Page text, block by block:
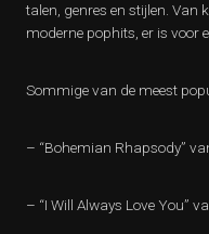
talen, genres en stijlen. Van
moderne pophits, er is voor
Sommige van de meest
– “Bohemian Rhapsody”
– “I Will Always Love You”